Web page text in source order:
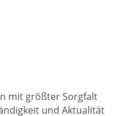
mit größter Sorgfalt
und Aktualität